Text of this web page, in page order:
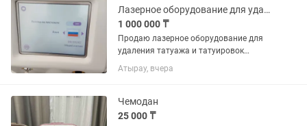
Лазерное оборудование для удаления татуажа,российского производства
1 000 000 ₸
Продаю лазерное оборудование для
удаления татуажа и татуировок
производства Россия, качественное
Удаление, результат работы 100%, если
выборе!!Эта процедура имеет...
Атырау, вчера
Чемодан
25 000 ₸